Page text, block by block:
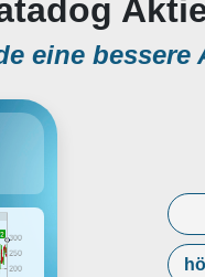
eine bessere